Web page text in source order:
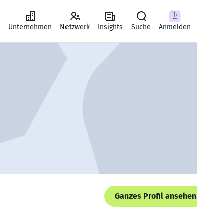
Unternehmen Netzwerk Insights Suche Anmelden
Ganzes Profil ansehen